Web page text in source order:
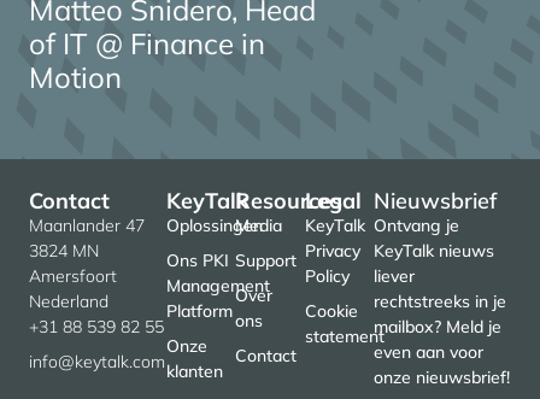
Matteo Snidero, Head
of IT @ Finance in
Motion
KeyTalk
Oplossingen
Ons PKI
Management
Platform
Onze
klanten
Resources
Media
Support
Over
ons
Contact
Legal
KeyTalk
Privacy
Policy
Cookie
statement
Contact
Maanlander 47
3824 MN
Amersfoort
Nederland
+31 88 539 82 55
info@keytalk.com
Nieuwsbrief
Ontvang je
KeyTalk nieuws
liever
rechtstreeks in je
mailbox? Meld je
even aan voor
onze nieuwsbrief!